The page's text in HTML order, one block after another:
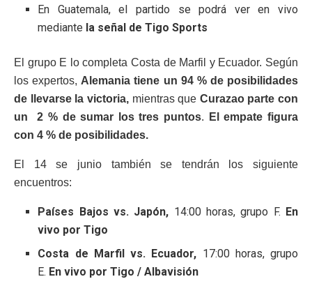
En Guatemala, el partido se podrá ver en vivo
mediante la señal de Tigo Sports
El grupo E lo completa Costa de Marfil y Ecuador. Según
los expertos, Alemania tiene un 94 % de posibilidades
de llevarse la victoria,mientras que Curazao parte con
un 2 % de sumar los tres puntos.
El empate figura
con 4 % de posibilidades.
El 14 se junio también se tendrán los siguiente
encuentros:
Países Bajos vs. Japón, 14:00 horas, grupo F. En
vivo por Tigo
Costa de Marfil vs. Ecuador, 17:00 horas, grupo
E. En vivo por Tigo / Albavisión